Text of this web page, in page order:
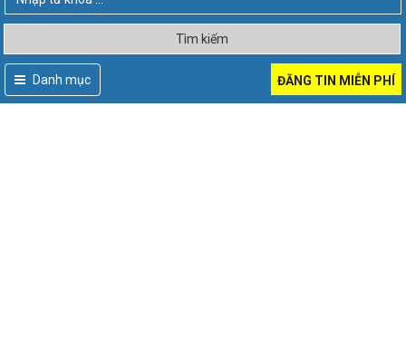
Tìm kiếm
Danh mục ĐĂNG TIN MIỄN PHÍ